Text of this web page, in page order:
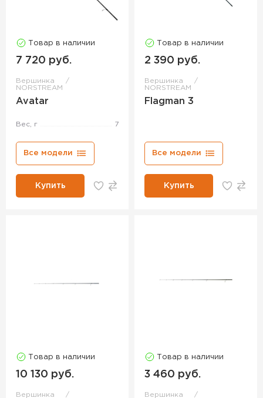
Товар в наличии
7 720 руб.
Вершинка
NORSTREAM
Avatar
Вес, г 7
Все модели
Купить
Товар в наличии
2 390 руб.
Вершинка
NORSTREAM
Flagman 3
Все модели
Купить
Товар в наличии
10 130 руб.
Вершинка
Товар в наличии
3 460 руб.
Вершинка